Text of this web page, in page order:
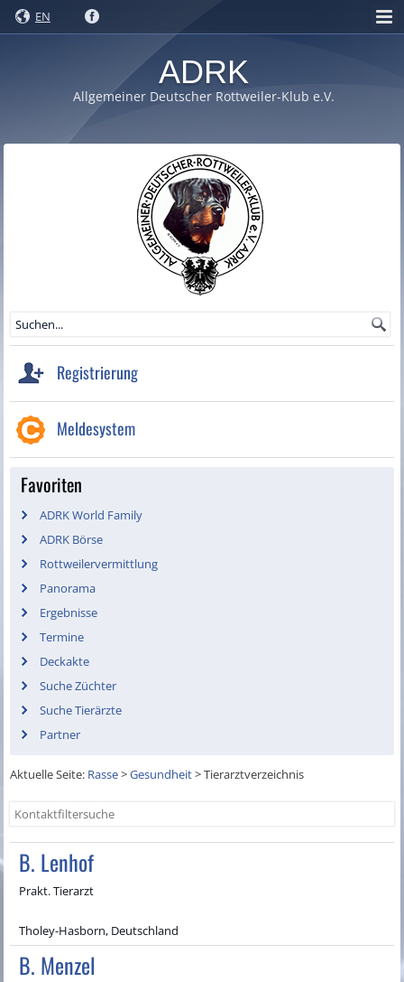
EN
ADRK
Allgemeiner Deutscher Rottweiler-Klub e.V.
Registrierung
Meldesystem
Favoriten
ADRK World Family
ADRK Börse
Rottweilervermittlung
Panorama
Ergebnisse
Termine
Deckakte
Suche Züchter
Suche Tierärzte
Partner
Aktuelle Seite: Rasse>Gesundheit>Tierarztverzeichnis
B. Lenhof
Prakt. Tierarzt
Tholey-Hasborn, Deutschland
B. Menzel